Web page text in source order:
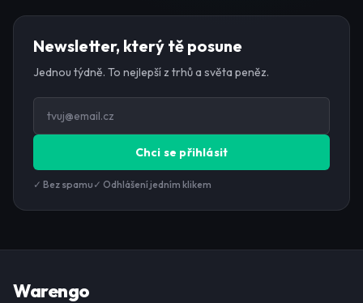
Newsletter, který tě posune
Jednou týdně. To nejlepší z trhů a světa peněz.
Chci se přihlásit
✓ Bez spamu ✓ Odhlášení jedním klikem
Warengo